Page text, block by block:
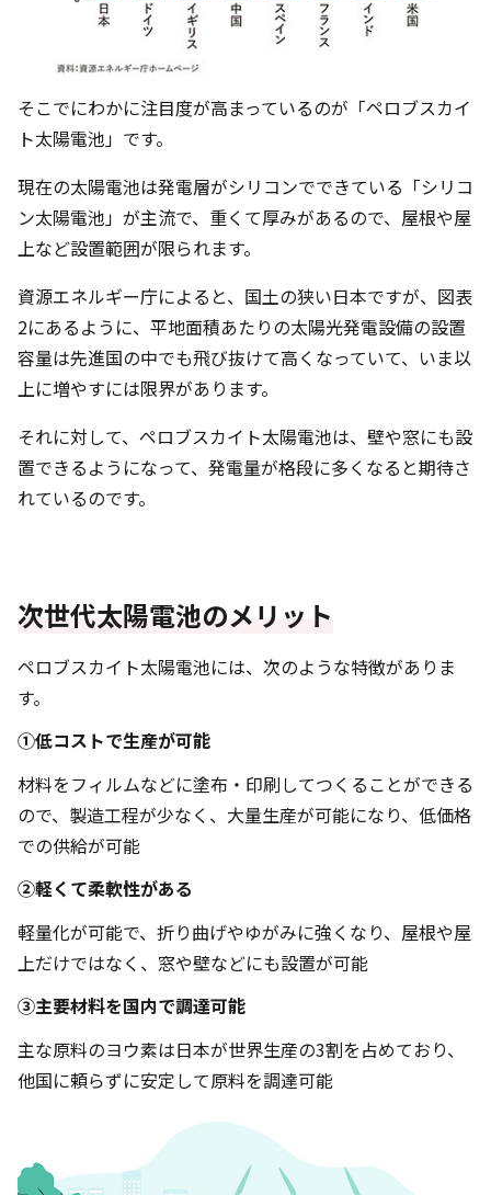
そこでにわかに注目度が高まっているのが「ペロブスカイ
ト太陽電池」です。
現在の太陽電池は発電層がシリコンでできている「シリコ
ン太陽電池」が主流で、重くて厚みがあるので、屋根や屋
上など設置範囲が限られます。
資源エネルギー庁によると、国土の狭い日本ですが、図表
2にあるように、平地面積あたりの太陽光発電設備の設置
容量は先進国の中でも飛び抜けて高くなっていて、いま以
上に増やすには限界があります。
それに対して、ペロブスカイト太陽電池は、壁や窓にも設
置できるようになって、発電量が格段に多くなると期待さ
れているのです。
次世代太陽電池のメリット
ペロブスカイト太陽電池には、次のような特徴がありま
す。
➀低コストで生産が可能
材料をフィルムなどに塗布・印刷してつくることができる
ので、製造工程が少なく、大量生産が可能になり、低価格
での供給が可能
➁軽くて柔軟性がある
軽量化が可能で、折り曲げやゆがみに強くなり、屋根や屋
上だけではなく、窓や壁などにも設置が可能
➂主要材料を国内で調達可能
主な原料のヨウ素は日本が世界生産の3割を占めており、
他国に頼らずに安定して原料を調達可能